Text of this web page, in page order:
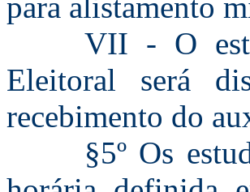
para alistamento
VII - O
Eleitoral será
recebimento do
§5º Os